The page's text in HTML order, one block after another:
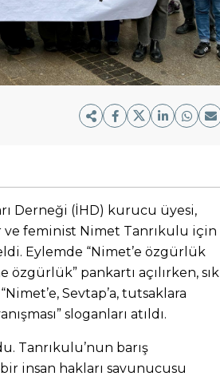
Derneği (İHD) kurucu üyesi,
ve feminist Nimet Tanrıkulu için
Eylemde “Nimet’e özgürlük
özgürlük” pankartı açılırken, sık
Sevtap’a, tutsaklara
sloganları atıldı.
Tanrıkulu’nun barış
insan hakları savunucusu